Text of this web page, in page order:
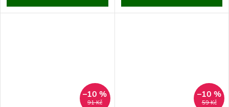
91 Kč
–10 %
59 Kč
–10 %